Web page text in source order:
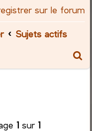
sur le forum
Sujets actifs
1 sur 1